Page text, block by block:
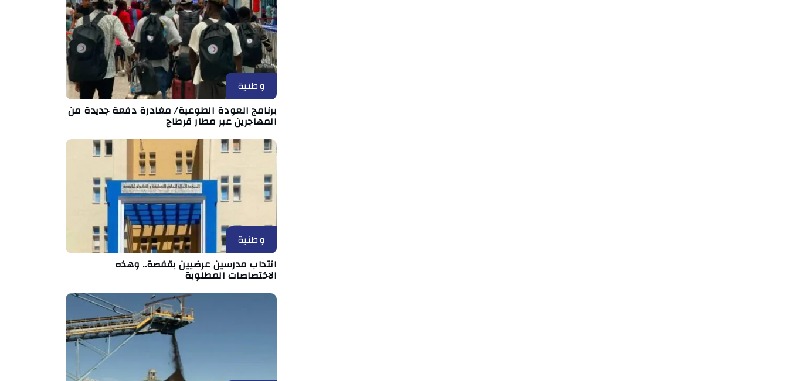
وطنية
برنامج العودة الطوعية/ مغادرة دفعة جديدة من
المهاجرين عبر مطار قرطاج
وطنية
انتداب مدرسين عرضيين بقفصة.. وهذه
الاختصاصات المطلوبة